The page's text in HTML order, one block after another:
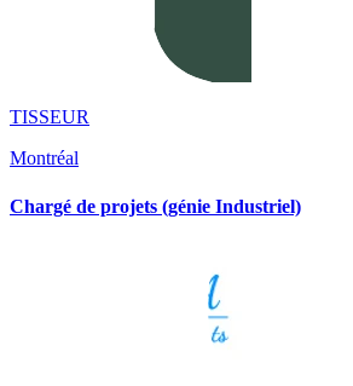
TISSEUR
Montréal
Chargé de projets (génie Industriel)